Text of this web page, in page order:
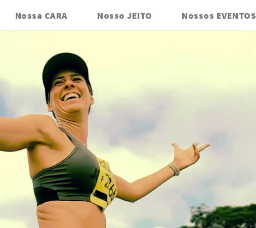
Nossa CARA Nosso JEITO Nossos EVENTOS